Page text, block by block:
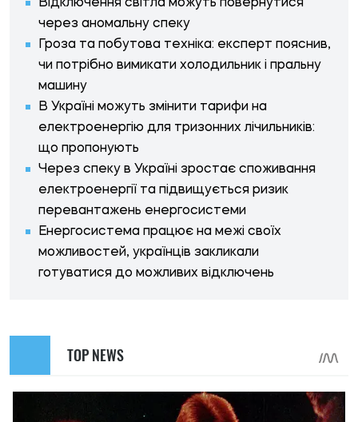
Відключення світла можуть повернутися
через аномальну спеку
Гроза та побутова техніка: експерт пояснив,
чи потрібно вимикати холодильник і пральну
машину
В Україні можуть змінити тарифи на
електроенергію для тризонних лічильників:
що пропонують
Через спеку в Україні зростає споживання
електроенергії та підвищується ризик
перевантажень енергосистеми
Енергосистема працює на межі своїх
можливостей, українців закликали
готуватися до можливих відключень